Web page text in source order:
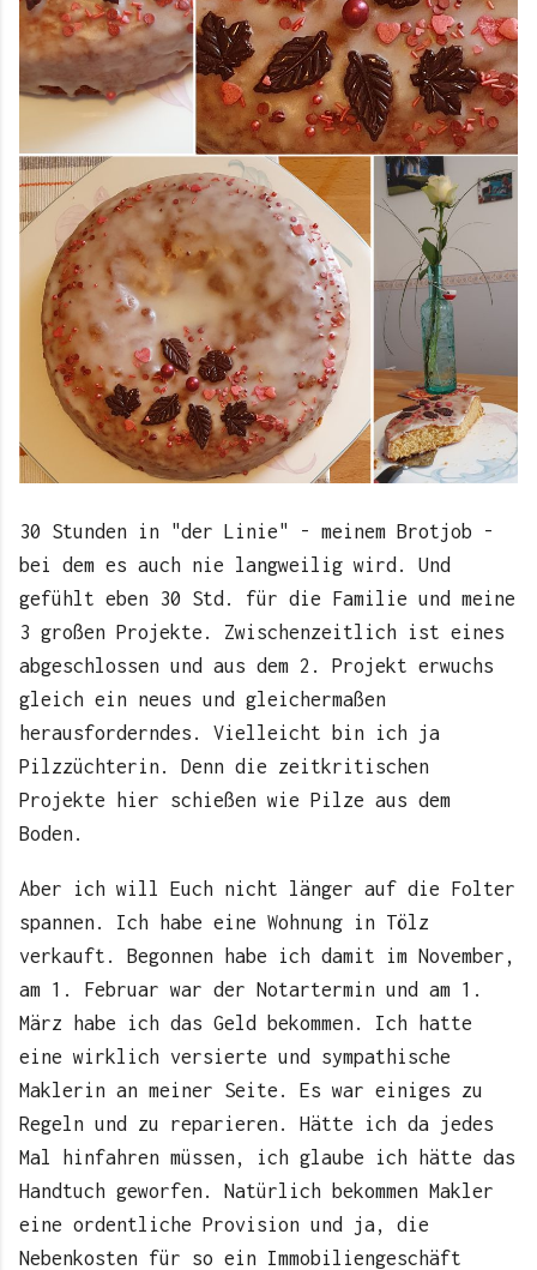
30 Stunden in "der Linie" - meinem Brotjob -
bei dem es auch nie langweilig wird. Und
gefühlt eben 30 Std. für die Familie und meine
3 großen Projekte. Zwischenzeitlich ist eines
abgeschlossen und aus dem 2. Projekt erwuchs
gleich ein neues und gleichermaßen
herausforderndes. Vielleicht bin ich ja
Pilzzüchterin. Denn die zeitkritischen
Projekte hier schießen wie Pilze aus dem
Boden.
Aber ich will Euch nicht länger auf die Folter
spannen. Ich habe eine Wohnung in Tölz
verkauft. Begonnen habe ich damit im November,
am 1. Februar war der Notartermin und am 1.
März habe ich das Geld bekommen. Ich hatte
eine wirklich versierte und sympathische
Maklerin an meiner Seite. Es war einiges zu
Regeln und zu reparieren. Hätte ich da jedes
Mal hinfahren müssen, ich glaube ich hätte das
Handtuch geworfen. Natürlich bekommen Makler
eine ordentliche Provision und ja, die
Nebenkosten für so ein Immobiliengeschäft